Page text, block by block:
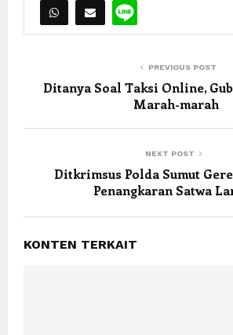
PREVIOUS POST
Ditanya Soal Taksi Online,
Marah-marah
NEXT POST
Ditkrimsus Polda Sumut
Penangkaran Satwa
KONTEN TERKAIT